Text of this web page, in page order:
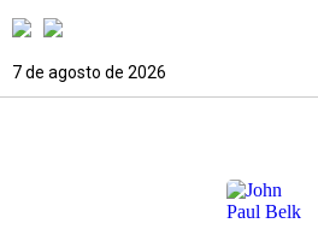
7 de agosto de 2026